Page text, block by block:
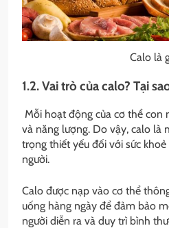
Calo là
1.2. Vai trò của calo? Tại
Mỗi hoạt động của cơ thể con
và năng lượng. Do vậy, calo là
trọng thiết yếu đối với sức
người.
Calo được nạp vào cơ thể
uống hàng ngày để đảm bảo
người diễn ra và duy trì bình